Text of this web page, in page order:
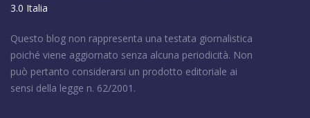
3.0 Italia
Questo blog non rappresenta una testata giornalistica
poiché viene aggiornato senza alcuna periodicità. Non
può pertanto considerarsi un prodotto editoriale ai
sensi della legge n. 62/2001.